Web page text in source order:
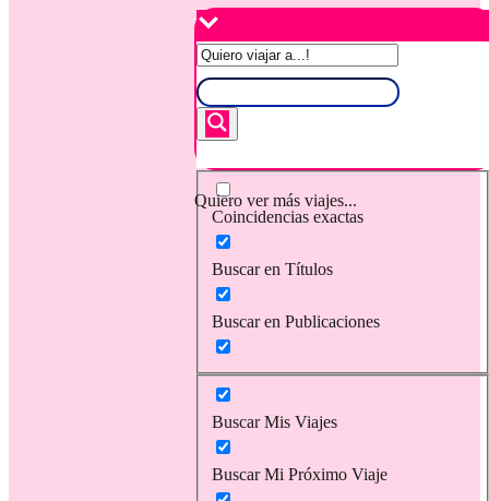
Quiero ver más viajes...
Coincidencias exactas
Buscar en Títulos
Buscar en Publicaciones
Buscar Mis Viajes
Buscar Mi Próximo Viaje